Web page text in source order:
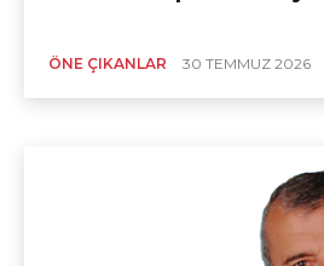
ÖNE ÇIKANLAR 30 TEMMUZ 2026